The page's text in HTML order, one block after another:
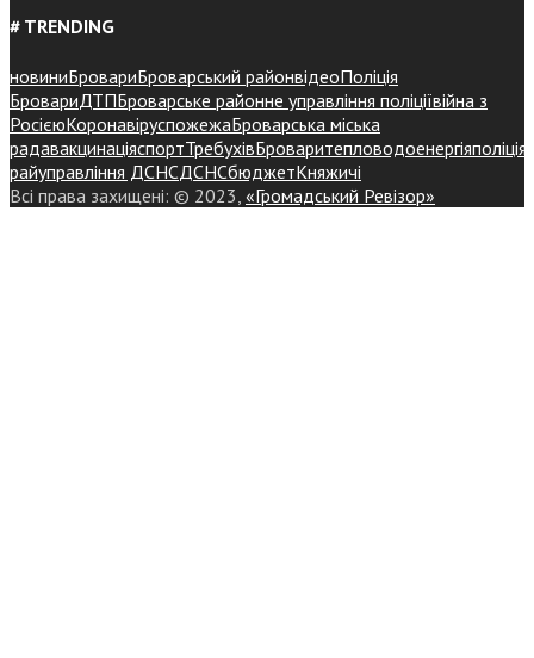
# TRENDING
новиниБровариБроварський районвідеоПоліція
БровариДТПБроварське районне управління поліціївійна з
РосієюКоронавіруспожежаБроварська міська
радавакцинаціяспортТребухівБроваритепловодоенергіяполіція
райуправління ДСНСДСНСбюджетКняжичі
Всі права захищені: © 2023, «Громадський Ревізор»